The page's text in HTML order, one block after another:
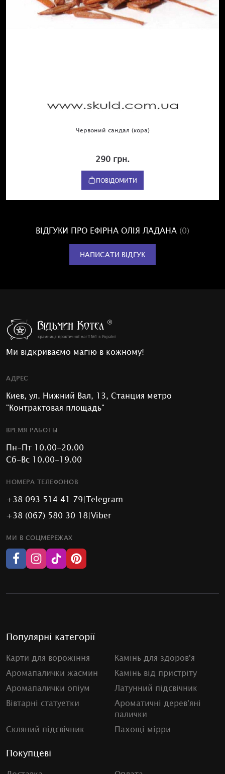
Червоний сандал (кора)
290 грн.
ПОВІДОМИТИ
ВІДГУКИ ПРО ЕФІРНА ОЛІЯ ЛАДАНА (0)
НАПИСАТИ ВІДГУК
Ми відкриваємо магію в кожному!
АДРЕС
Киев, ул. Нижний Вал, 13, Станция метро
"Контрактовая площадь"
ВРЕМЯ РАБОТЫ
Пн-Пт 10.00-20.00
Сб-Вс 10.00-19.00
НОМЕРА ТЕЛЕФОНОВ
+38 093 514 41 79|Telegram
+38 (067) 580 30 18|Viber
МИ В СОЦМЕРЕЖАХ
Популярні категорії
Карти для ворожіння
Камінь для здоров'я
Аромапалички жасмин
Камінь від пристріту
Аромапалички опіум
Латунний підсвічник
Вівтарні статуетки
Ароматичні дерев'яні
палички
Скляний підсвічник
Пахощі мірри
Покупцеві